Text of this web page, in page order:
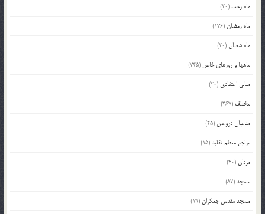
ماه رجب(20)
ماه رمضان(176)
ماه شعبان(20)
ماهها و روزهای خاص (745)
مبانی اعتقادی (20)
مختلف (367)
مدعیان دروغین (25)
مراجع معظم تقلید(15)
مردان(40)
مسجد(87)
مسجد مقدس جمکران(19)